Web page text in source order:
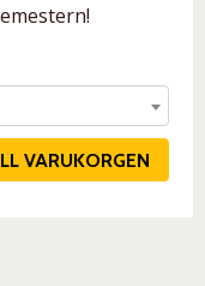
VARUKORGEN